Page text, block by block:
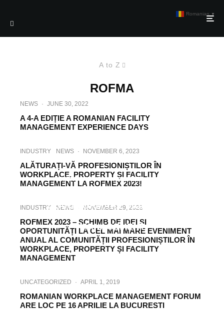
A to Z
ROFMA
NEWS · JUNE 30, 2022
A 4-A EDIȚIE A ROMANIAN FACILITY
MANAGEMENT EXPERIENCE DAYS
INDUSTRY NEWS · NOVEMBER 6, 2023
ALĂTURAȚI-VĂ PROFESIONIȘTILOR ÎN
WORKPLACE, PROPERTY ȘI FACILITY
MANAGEMENT LA ROFMEX 2023!
EVENT NEWS · NOVEMBER 8, 2023
TRANSFORMARE DIGITALĂ ÎN
MANAGEMENT
INDUSTRY NEWS NOVEMBER 29, 2023
ROFMEX 2023 – SCHIMB DE IDEI ȘI
OPORTUNITĂȚI LA CEL MAI MARE EVENIMENT
ANUAL AL COMUNITĂȚII PROFESIONIȘTILOR ÎN
WORKPLACE, PROPERTY ȘI FACILITY
MANAGEMENT
UNCATEGORIZED · APRIL 1, 2019
ROMANIAN WORKPLACE MANAGEMENT FORUM
ARE LOC PE 16 APRILIE LA BUCURESTI
Romanian ▼